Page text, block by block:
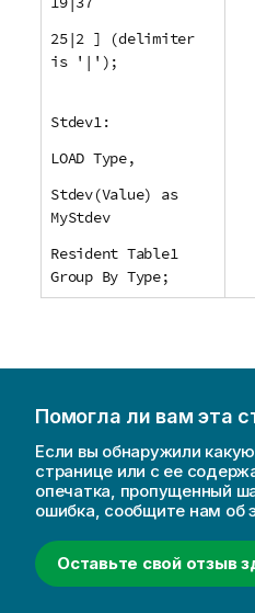
25|2 ] (delimiter
is '|');
Stdev1:
LOAD Type,
Stdev(Value) as
MyStdev
Resident Table1
Group By Type;
Помогла ли вам эта
Если вы обнаружили
странице или с ее
опечатка, пропущенный
ошибка, сообщите нам об
Оставьте свой отзыв